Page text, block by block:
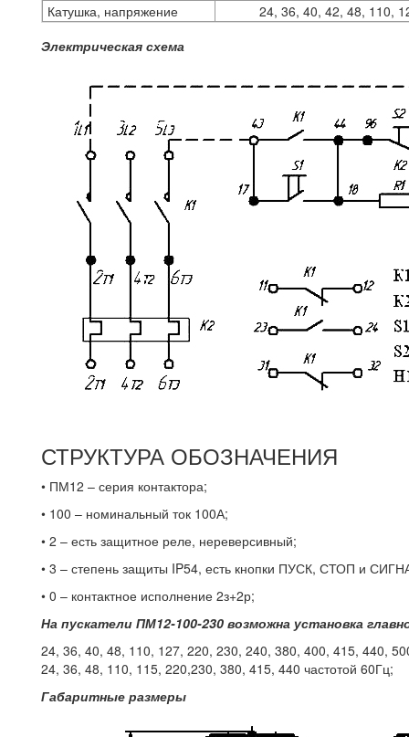
Катушка, напряжение
24, 36, 40, 42, 48, 110,
Электрическая схема
СТРУКТУРА ОБОЗНАЧЕНИЯ
• ПМ12 – серия контактора;
• 100 – номинальный ток 100А;
• 2 – есть защитное реле, нереверсивный;
• 3 – степень защиты IP54, есть кнопки ПУСК, СТОП и
• 0 – контактное исполнение 2з+2р;
На пускатели ПМ12-100-230 возможна установка
24, 36, 40, 48, 110, 127, 220, 230, 240, 380, 400, 415, 440,
24, 36, 48, 110, 115, 220,230, 380, 415, 440 частотой 60Гц;
Габаритные размеры